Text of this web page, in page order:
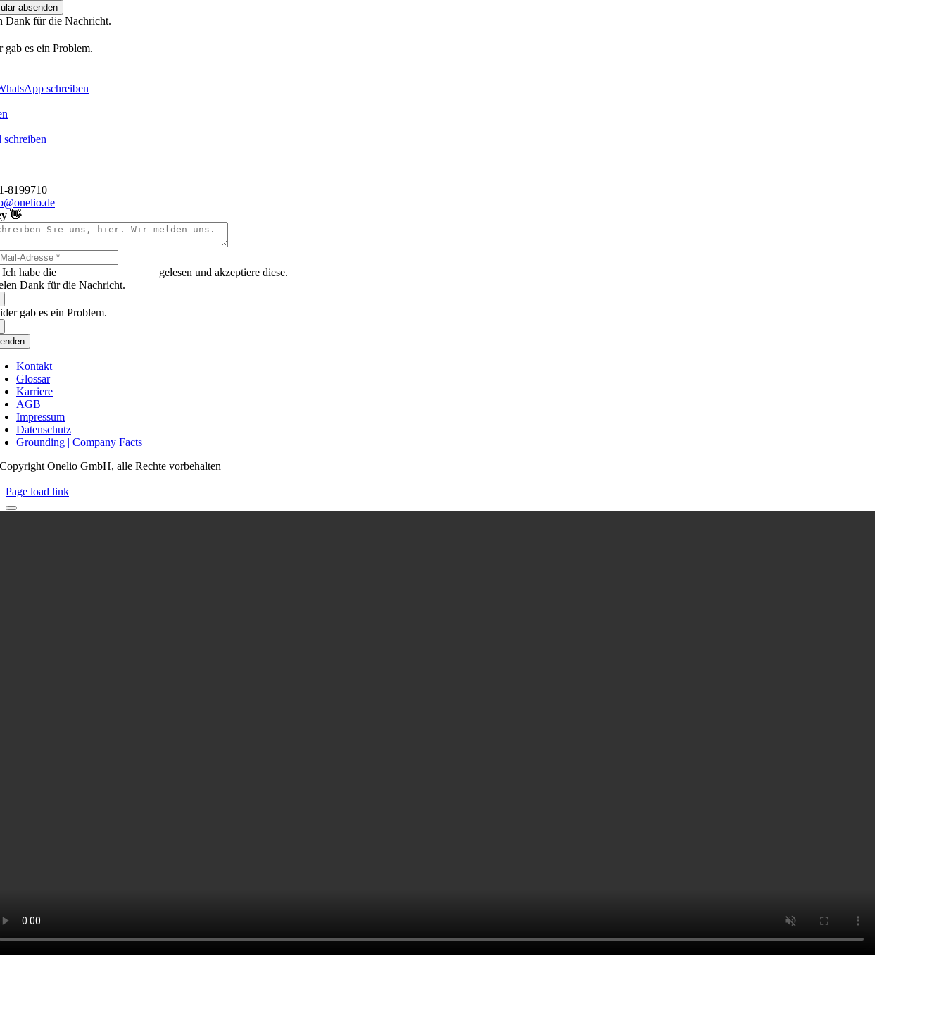
absenden
Dank für die Nachricht.
gab es ein Problem.
schreiben
8199710
👋
Ich habe die
gelesen und akzeptiere diese.
Dank für die Nachricht.
gab es ein Problem.
Kontakt
Glossar
Karriere
AGB
Impressum
Datenschutz
Grounding | Company Facts
Onelio GmbH, alle Rechte vorbehalten
Page load link